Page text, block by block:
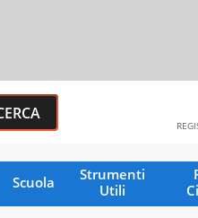
Scuola
Strumenti
Utili